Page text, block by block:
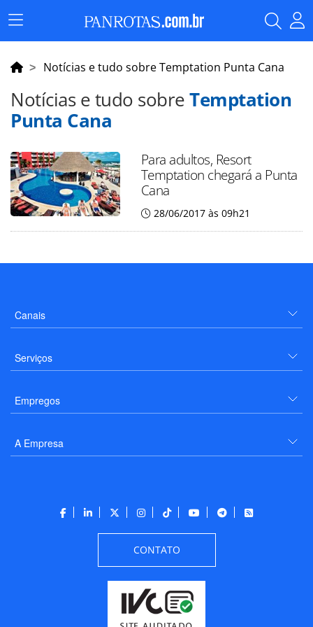
Menu
Principal
Notícias e tudo sobre Temptation Punta Cana
Notícias e tudo sobreTemptation
Punta Cana
Para adultos, Resort
Temptation chegará a Punta
Cana
28/06/2017 às 09h21
Canais
Serviços
Empregos
A Empresa
CONTATO